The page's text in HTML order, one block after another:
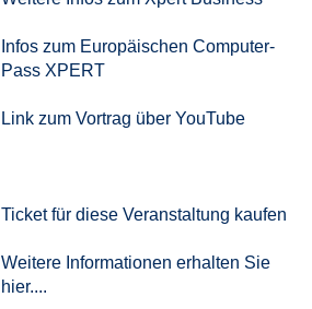
Infos zum Europäischen Computer-
Pass XPERT
Link zum Vortrag über YouTube
Ticket für diese Veranstaltung kaufen
Weitere Informationen erhalten Sie
hier....